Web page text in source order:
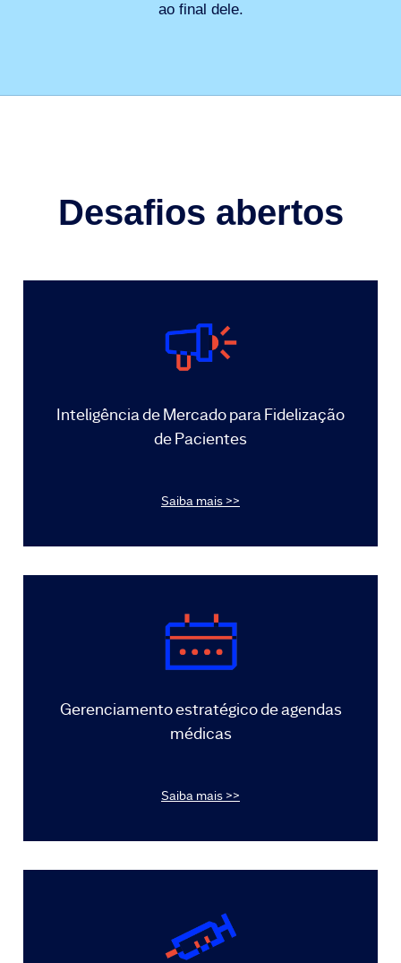
ao final dele.
Desafios abertos
Inteligência de Mercado para Fidelização
de Pacientes
Saiba mais >>
Gerenciamento estratégico de agendas
médicas
Saiba mais >>